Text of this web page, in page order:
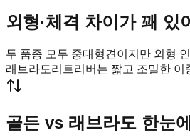
외형·체격 차이가 꽤 있
두 품종 모두 중대형견이지만 외형
래브라도리트리버는 짧고 조밀한 이
골든 vs 래브라도 한눈